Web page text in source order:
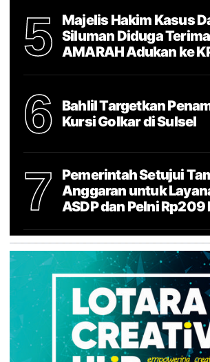
5
Majelis Hakim Kasus
Siluman Diduga
AMARAH Adukan ke
6
Bahlil Targetkan
Kursi Golkar di Sulsel
7
Pemerintah Setujui
Anggaran untuk
ASDP dan Pelni